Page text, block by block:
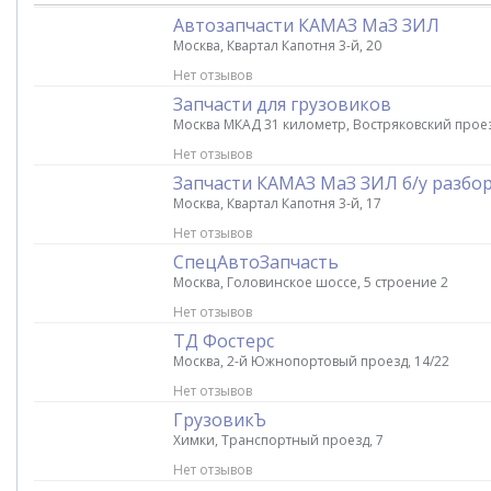
Автозапчасти КАМАЗ МаЗ ЗИЛ
Москва, Квартал Капотня 3-й, 20
Нет отзывов
Запчасти для грузовиков
Москва МКАД 31 километр, Востряковский
Нет отзывов
Запчасти КАМАЗ МаЗ ЗИЛ б/у
Москва, Квартал Капотня 3-й, 17
Нет отзывов
СпецАвтоЗапчасть
Москва, Головинское шоссе, 5 строение 2
Нет отзывов
ТД Фостерс
Москва, 2-й Южнопортовый проезд, 14/22
Нет отзывов
ГрузовикЪ
Химки, Транспортный проезд, 7
Нет отзывов